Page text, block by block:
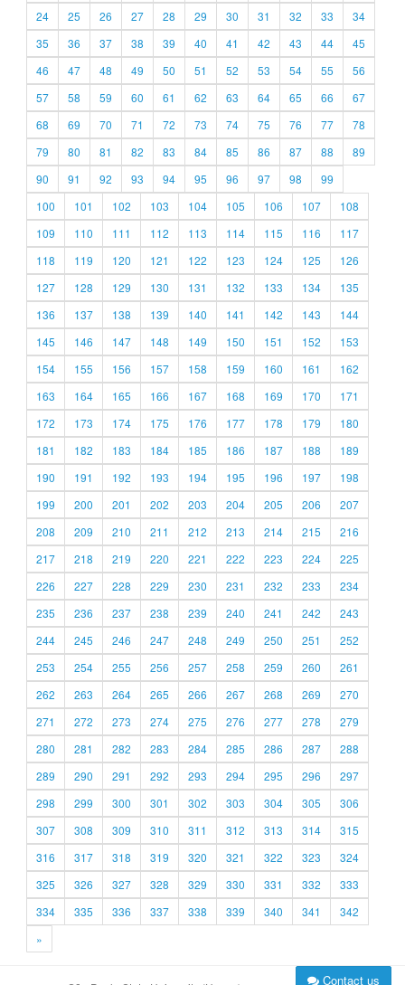
24
25 26 27 28 29 30 31 32 33
34
35
36 37 38 39 40 41 42 43 44
45
46
47 48 49 50 51 52 53 54 55
56
57
58 59 60 61 62 63 64 65 66
67
68
69 70 71 72 73 74 75 76 77
78
79
80 81 82 83 84 85 86 87 88
89
90
91 92 93 94 95 96 97 98
99
100
101 102 103 104 105 106 107
108
109
110 111 112 113 114 115 116
117
118
119 120 121 122 123 124 125
126
127
128 129 130 131 132 133 134
135
136
137 138 139 140 141 142 143
144
145
146 147 148 149 150 151 152
153
154
155 156 157 158 159 160 161
162
163
164 165 166 167 168 169 170
171
172
173 174 175 176 177 178 179
180
181
182 183 184 185 186 187 188
189
190
191 192 193 194 195 196 197
198
199
200 201 202 203 204 205 206
207
208
209 210 211 212 213 214 215
216
217
218 219 220 221 222 223 224
225
226
227 228 229 230 231 232 233
234
235
236 237 238 239 240 241 242
243
244
245 246 247 248 249 250 251
252
253
254 255 256 257 258 259 260
261
262
263 264 265 266 267 268 269
270
271
272 273 274 275 276 277 278
279
280
281 282 283 284 285 286 287
288
289
290 291 292 293 294 295 296
297
298
299 300 301 302 303 304 305
306
307
308 309 310 311 312 313 314
315
316
317 318 319 320 321 322 323
324
325
326 327 328 329 330 331 332
333
334
335 336 337 338 339 340 341
342
»
Contact us